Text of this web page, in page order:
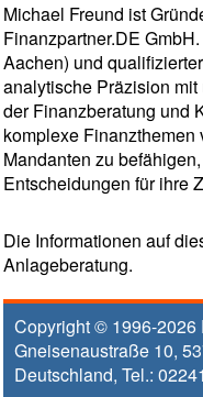
Michael Freund ist
Finanzpartner.DE
Aachen) und
analytische Präzision
der Finanzberatung und
komplexe
Mandanten zu
Entscheidungen für ihre
Die Informationen auf
Anlageberatung.
Copyright © 1996-2026
Gneisenaustraße 10,
Deutschland, Tel.: